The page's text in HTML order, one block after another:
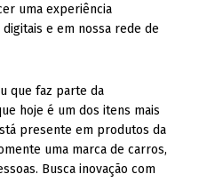
uma experiência
e em nossa rede de
que faz parte da
hoje é um dos itens mais
presente em produtos da
uma marca de carros,
Busca inovação com